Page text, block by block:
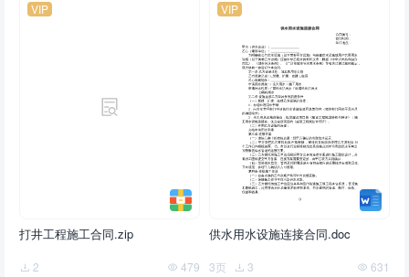
VIP
打井工程施工合同.zip
2 479
VIP
供水用水设施连接合同.doc
3页 3 631